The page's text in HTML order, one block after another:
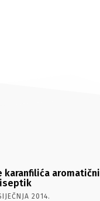
karanfilića aromatični
2014.